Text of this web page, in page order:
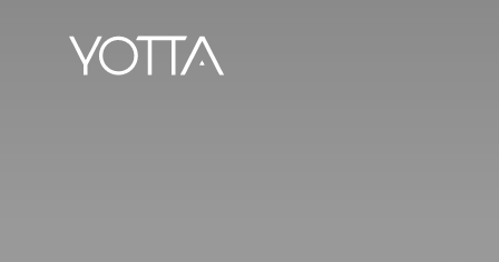
Le mécénat de